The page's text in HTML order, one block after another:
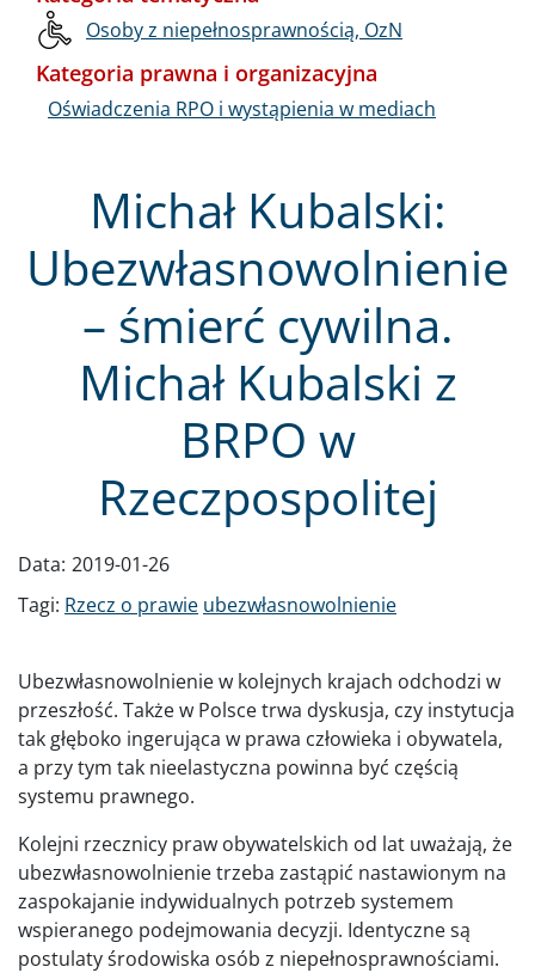
Michał Kubalski:
Ubezwłasnowolnienie
– śmierć cywilna.
Michał Kubalski z
BRPO w
Rzeczpospolitej
Data: 2019-01-26
Tagi: Rzecz o prawie ubezwłasnowolnienie
Ubezwłasnowolnienie w kolejnych krajach odchodzi w
przeszłość. Także w Polsce trwa dyskusja, czy instytucja
tak głęboko ingerująca w prawa człowieka i obywatela,
a przy tym tak nieelastyczna powinna być częścią
systemu prawnego.
Kolejni rzecznicy praw obywatelskich od lat uważają, że
ubezwłasnowolnienie trzeba zastąpić nastawionym na
zaspokajanie indywidualnych potrzeb systemem
wspieranego podejmowania decyzji. Identyczne są
postulaty środowiska osób z niepełnosprawnościami.
Osoby z niepełnosprawnością, OzN
Kategoria prawna i organizacyjna
Oświadczenia RPO i wystąpienia w mediach